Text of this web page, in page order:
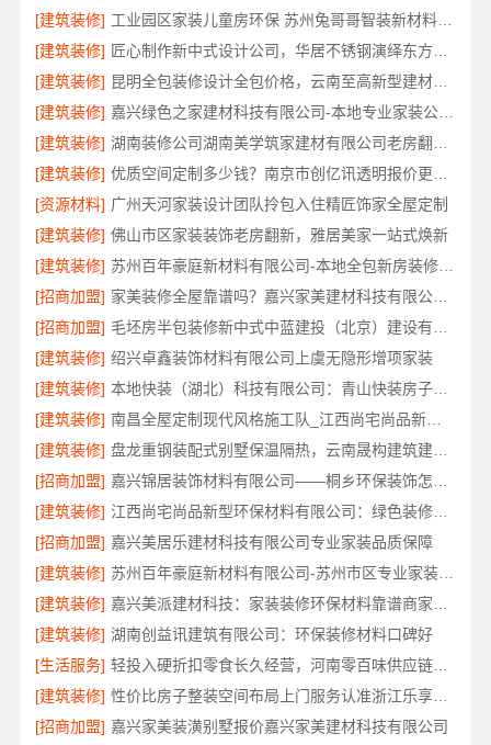
[建筑装修]
工业园区家装儿童房环保 苏州兔哥哥智装新材料有限公司
[建筑装修]
[建筑装修]
昆明全包装修设计全包价格，云南至高新型建材有限公司
[建筑装修]
嘉兴绿色之家建材科技有限公司-本地专业家装公司高端
[建筑装修]
[建筑装修]
[资源材料] 广州天河家装设计团队拎包入住精匠饰家全屋定制
[建筑装修] 佛山市区家装装饰老房翻新，雅居美家一站式焕新
[建筑装修]
苏州百年豪庭新材料有限公司-本地全包新房装修报价
[招商加盟]
家美装修全屋靠谱吗？嘉兴家美建材科技有限公司来解答
[招商加盟]
[建筑装修] 绍兴卓鑫装饰材料有限公司上虞无隐形增项家装
[建筑装修]
本地快装（湖北）科技有限公司：青山快装房子装修两房一厅
[建筑装修]
南昌全屋定制现代风格施工队_江西尚宅尚品新型环保材料有限公司
[建筑装修]
盘龙重钢装配式别墅保温隔热，云南晟构建筑建材有限公司品质之选
[招商加盟]
[建筑装修]
江西尚宅尚品新型环保材料有限公司：绿色装修简欧口碑
[招商加盟] 嘉兴美居乐建材科技有限公司专业家装品质保障
[建筑装修]
苏州百年豪庭新材料有限公司-苏州市区专业家装装修多少钱
[建筑装修]
[建筑装修] 湖南创益讯建筑有限公司：环保装修材料口碑好
[生活服务]
轻投入硬折扣零食长久经营，河南零百味供应链有限公司助力稳定盈利
[建筑装修]
性价比房子整装空间布局上门服务认准浙江乐享新材料有限公司
[招商加盟] 嘉兴家美装潢别墅报价嘉兴家美建材科技有限公司